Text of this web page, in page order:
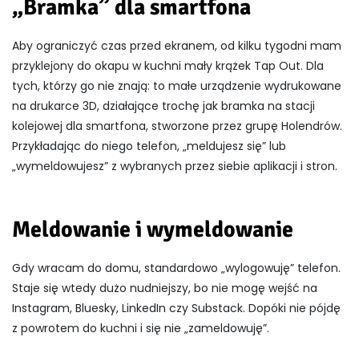
„Bramka” dla smartfona
Aby ograniczyć czas przed ekranem, od kilku tygodni mam
przyklejony do okapu w kuchni mały krążek Tap Out. Dla
tych, którzy go nie znają: to małe urządzenie wydrukowane
na drukarce 3D, działające trochę jak bramka na stacji
kolejowej dla smartfona, stworzone przez grupę Holendrów.
Przykładając do niego telefon, „meldujesz się” lub
„wymeldowujesz” z wybranych przez siebie aplikacji i stron.
Meldowanie i wymeldowanie
Gdy wracam do domu, standardowo „wylogowuję” telefon.
Staje się wtedy dużo nudniejszy, bo nie mogę wejść na
Instagram, Bluesky, LinkedIn czy Substack. Dopóki nie pójdę
z powrotem do kuchni i się nie „zameldowuję”.